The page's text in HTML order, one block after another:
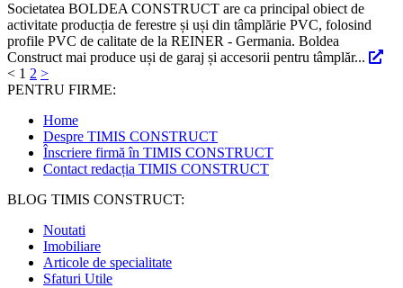
Societatea BOLDEA CONSTRUCT are ca principal obiect de
activitate producția de ferestre și uși din tâmplărie PVC, folosind
profile PVC de calitate de la REINER - Germania. Boldea
Construct mai produce uși de garaj și accesorii pentru tâmplăr...
< 1 2 >
PENTRU FIRME:
Home
Despre TIMIS CONSTRUCT
Înscriere firmă în TIMIS CONSTRUCT
Contact redacția TIMIS CONSTRUCT
BLOG TIMIS CONSTRUCT:
Noutati
Imobiliare
Articole de specialitate
Sfaturi Utile